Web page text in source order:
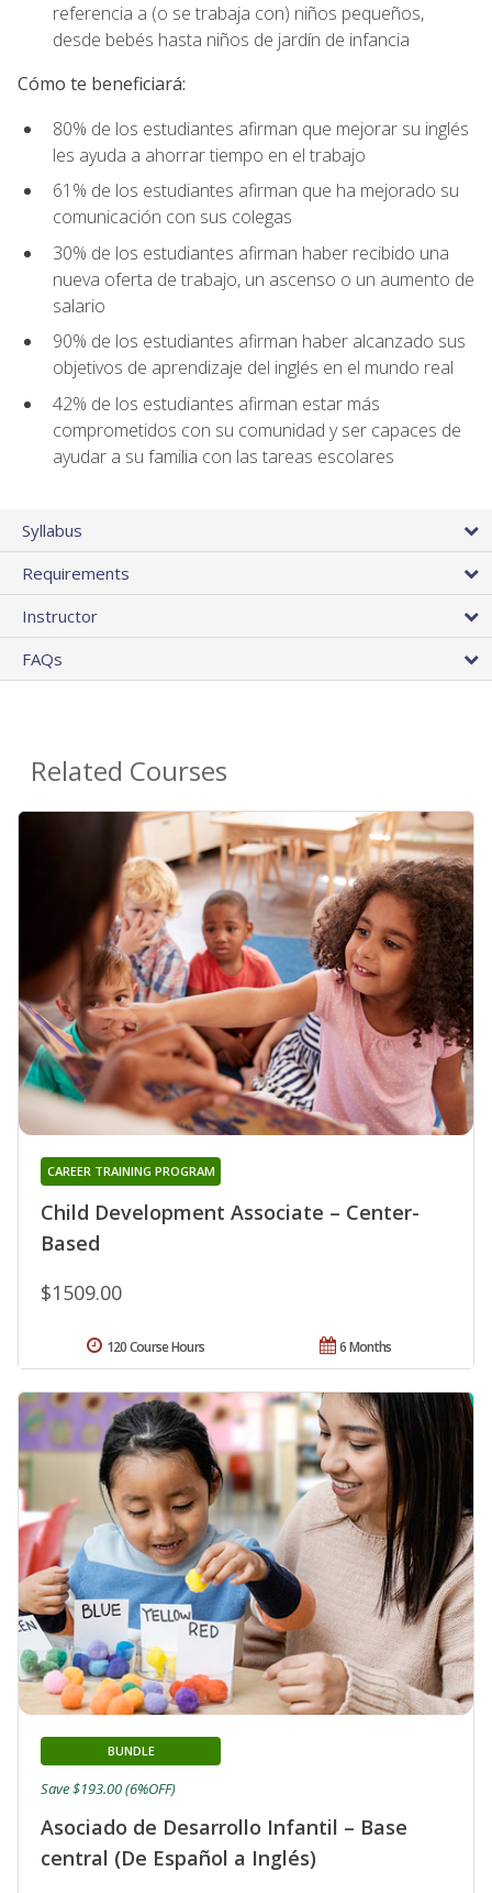
referencia a (o se trabaja con) niños pequeños,
desde bebés hasta niños de jardín de infancia
Cómo te beneficiará:
80% de los estudiantes afirman que mejorar su inglés
les ayuda a ahorrar tiempo en el trabajo
61% de los estudiantes afirman que ha mejorado su
comunicación con sus colegas
30% de los estudiantes afirman haber recibido una
nueva oferta de trabajo, un ascenso o un aumento de
salario
90% de los estudiantes afirman haber alcanzado sus
objetivos de aprendizaje del inglés en el mundo real
42% de los estudiantes afirman estar más
comprometidos con su comunidad y ser capaces de
ayudar a su familia con las tareas escolares
Syllabus
Requirements
Instructor
FAQs
Related Courses
Child Development Associate – Center-
Based
CAREER TRAINING PROGRAM
$1509.00
6 Months
120 Course Hours
Asociado de Desarrollo Infantil – Base
central (De Español a Inglés)
BUNDLE
Save $193.00 (6%OFF)